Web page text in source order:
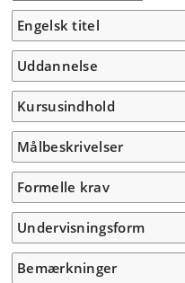
Engelsk titel
Uddannelse
Kursusindhold
Målbeskrivelser
Formelle krav
Undervisningsform
Bemærkninger